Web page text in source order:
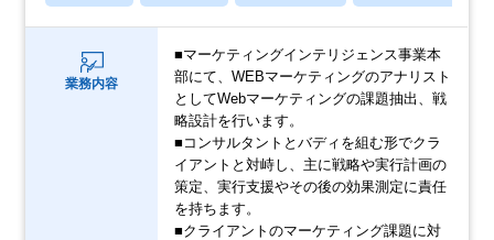
業務内容
■マーケティングインテリジェンス事業本
部にて、WEBマーケティングのアナリスト
としてWebマーケティングの課題抽出、戦
略設計を行います。
■コンサルタントとバディを組む形でクラ
イアントと対峙し、主に戦略や実行計画の
策定、実行支援やその後の効果測定に責任
を持ちます。
■クライアントのマーケティング課題に対